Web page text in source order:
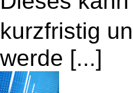
kurzfristig
werde [...]